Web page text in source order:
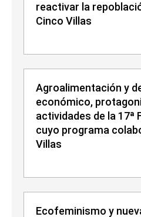
reactivar la
Cinco Villas
Agroalimentación y
económico,
actividades de la 17ª
cuyo programa
Villas
Ecofeminismo y